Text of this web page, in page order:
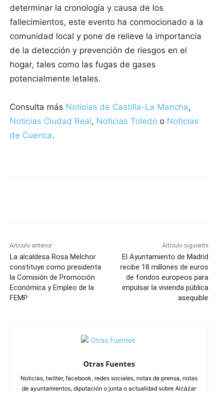
determinar la cronología y causa de los
fallecimientos, este evento ha conmocionado a la
comunidad local y pone de relieve la importancia
de la detección y prevención de riesgos en el
hogar, tales como las fugas de gases
potencialmente letales.
Consulta más Noticias de Castilla-La Mancha,
Noticias Ciudad Real, Noticias Toledo o Noticias
de Cuenca.
Artículo anterior
La alcaldesa Rosa Melchor
constituye como presidenta
la Comisión de Promoción
Económica y Empleo de la
FEMP
Artículo siguiente
El Ayuntamiento de Madrid
recibe 18 millones de euros
de fondos europeos para
impulsar la vivienda pública
asequible
Otras Fuentes
Noticias, twitter, facebook, redes sociales, notas de prensa, notas
de ayuntamientos, diputación o junta o actualidad sobre Alcázar